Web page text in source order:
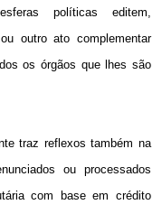
políticas editem,
outro ato complementar
os órgãos que lhes são
traz reflexos também na
ou processados
com base em crédito